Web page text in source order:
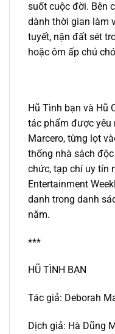
suốt cuộc đời. Bên
dành thời gian làm
tuyết, nặn đất sét
hoặc ôm ấp chú
Hũ Tình bạn và Hũ
tác phẩm được yêu
Marcero, từng lọt
thống nhà sách
chức, tạp chí uy tín
Entertainment
danh trong danh
năm.
***
HŨ TÌNH BẠN
Tác giả: Deborah
Dịch giả: Hà Dũng